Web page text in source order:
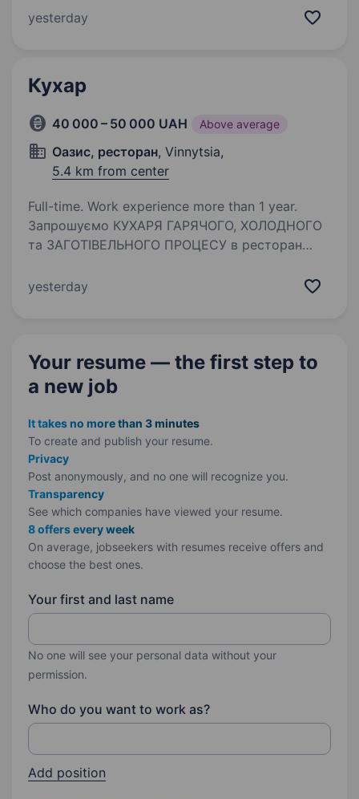
(договірний) з 10:00 до 23:00 Безкоштовне 2-х
yesterday
Кухар
40 000 – 50 000 UAH Above average
Оазис, ресторан, Vinnytsia,
5.4 km from center
Full-time. Work experience more than 1 year.
Запрошуємо КУХАРЯ ГАРЯЧОГО, ХОЛОДНОГО
та ЗАГОТІВЕЛЬНОГО ПРОЦЕСУ в ресторан
1 Б Обов’язки: Підготовка продуктів
yesterday
Your resume — the first step to
a new job
It takes no more than 3 minutes
To create and publish your resume.
Privacy
Post anonymously, and no one will recognize you.
Transparency
See which companies have viewed your resume.
8 offers every week
On average, jobseekers with resumes receive offers and
choose the best ones.
Your first and last name
No one will see your personal data without your
permission.
Who do you want to work as?
Add position